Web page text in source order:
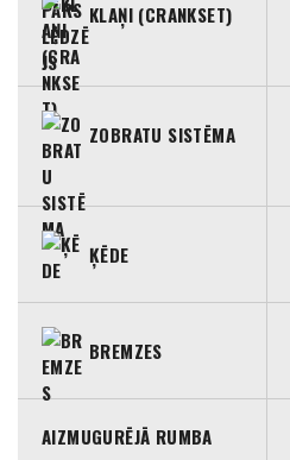
KLAŅI (CRANKSET)
ZOBRATU SISTĒMA
ĶĒDE
BREMZES
AIZMUGURĒJĀ RUMBA